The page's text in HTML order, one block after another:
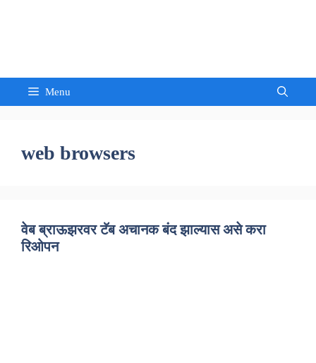
Menu
web browsers
वेब ब्राऊझरवर टॅब अचानक बंद झाल्यास असे करा
रिओपन